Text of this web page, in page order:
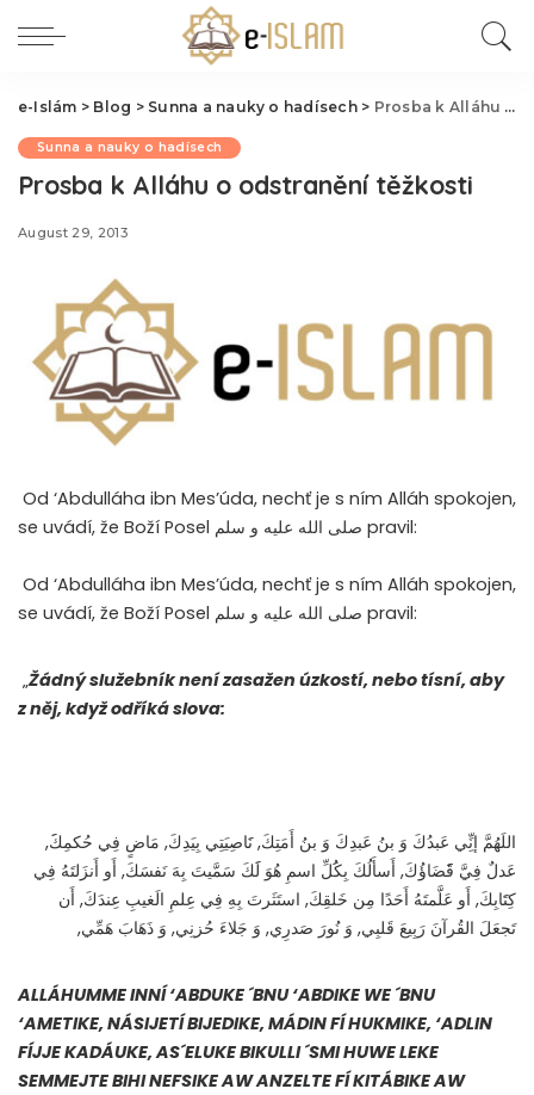
e-Islám > Blog > Sunna a nauky o hadísech> Prosba k Alláhu o odstranění těžkosti
Sunna a nauky o hadísech
Prosba k Alláhu o odstranění těžkosti
August 29, 2013
Od ‘Abdulláha ibn Mes’úda, nechť je s ním Alláh spokojen,
se uvádí, že Boží Posel صلى الله عليه و سلم pravil:
Od ‘Abdulláha ibn Mes’úda, nechť je s ním Alláh spokojen,
se uvádí, že Boží Posel صلى الله عليه و سلم pravil:
„Žádný služebník není zasažen úzkostí, nebo tísní, aby
z něj, když odříká slova:
اللَهُمَّ إنِِّي عَبدُكَ وَ بنُ عَبدِكَ وَ بنُ أَمَتِكَ, نََاصِيَتِي بِيَدِكَ, مَاضٍ فِي حُكمِكََ,
عَدلٌ فِيَّ قََََضَاؤُكَ, أَسأَلُكَ بِكَُلِّ اسمِ هُوَ لََكَ سَمَّيتَ بِهَ نَفسَكَ, أَو أَنزَلتَهُ فِي
كِتََابِكَ, أَو عَلَّمتَهُ أَحَدًا مِن خَلقِكَ, استَثَرتَ بِهِ فِي عِلمِ الَغيبِ عِندَكَ, أَن
تَجعَلَ القُرآنَ رَبِيعَ قَلبِي, وَ نُورَ صَدرِي, وَ جَلاءَ حُزنِي, وَ ذَهَابَ هَمِّي,
ALLÁHUMME INNÍ ‘ABDUKE ´BNU ‘ABDIKE WE ´BNU
‘AMETIKE, NÁSIJETÍ BIJEDIKE, MÁDIN FÍ HUKMIKE, ‘ADLIN
FÍJJE KADÁUKE, AS´ELUKE BIKULLI ´SMI HUWE LEKE
SEMMEJTE BIHI NEFSIKE AW ANZELTE FÍ KITÁBIKE AW